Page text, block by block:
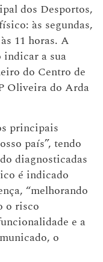
dos Desportos,
às segundas,
11 horas. A
indicar a sua
do Centro de
Oliveira do Arda
principais
país”, tendo
diagnosticadas
é indicado
“melhorando
o risco
e a
o